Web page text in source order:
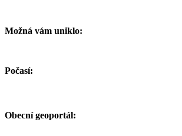
Možná vám uniklo:
Počasí:
Obecní geoportál: